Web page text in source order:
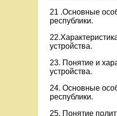
21 .Основные
республики.
устройства.
23. Понятие и
устройства.
24. Основные
республики.
25. Понятие